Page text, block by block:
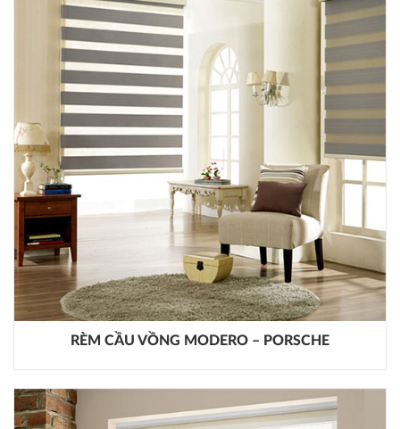
RÈM CẦU VỒNG MODERO – PORSCHE